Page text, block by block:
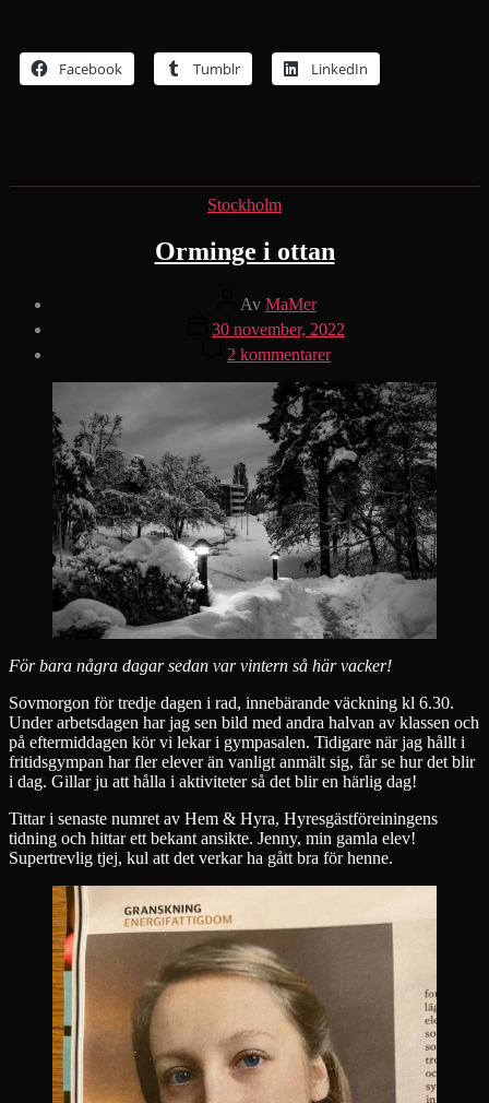
Facebook Tumblr LinkedIn
Kategorier
Stockholm
Orminge i ottan
Inläggsförfattare
Av MaMer
Inläggsdatum
30 november, 2022
2 kommentarertill
Orminge
i
ottan
För bara några dagar sedan var vintern så här vacker!
Sovmorgon för tredje dagen i rad, innebärande väckning kl 6.30.
Under arbetsdagen har jag sen bild med andra halvan av klassen och
på eftermiddagen kör vi lekar i gympasalen. Tidigare när jag hållt i
fritidsgympan har fler elever än vanligt anmält sig, får se hur det blir
i dag. Gillar ju att hålla i aktiviteter så det blir en härlig dag!
Tittar i senaste numret av Hem & Hyra, Hyresgästföreiningens
tidning och hittar ett bekant ansikte. Jenny, min gamla elev!
Supertrevlig tjej, kul att det verkar ha gått bra för henne.